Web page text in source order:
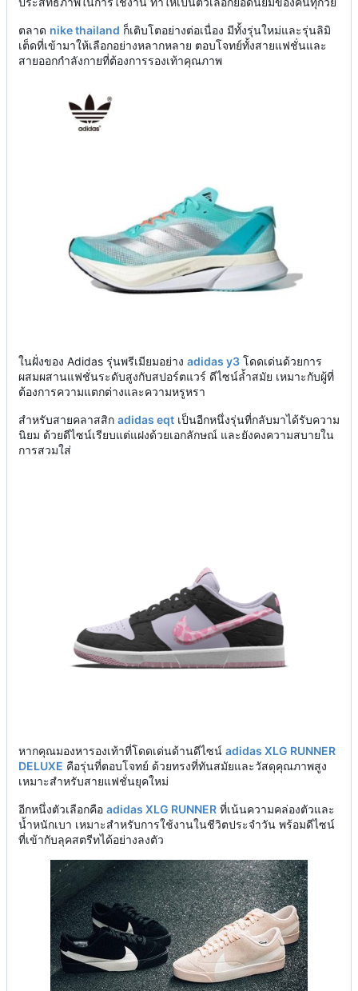
ตลาด nike thailand ก็เติบโตอย่างต่อเนื่อง มีทั้งรุ่นใหม่และรุ่นลิมิ
เต็ดที่เข้ามาให้เลือกอย่างหลากหลาย ตอบโจทย์ทั้งสายแฟชั่นและ
สายออกกำลังกายที่ต้องการรองเท้าคุณภาพ
ในฝั่งของ Adidas รุ่นพรีเมียมอย่าง adidas y3 โดดเด่นด้วยการ
ผสมผสานแฟชั่นระดับสูงกับสปอร์ตแวร์ ดีไซน์ล้ำสมัย เหมาะกับผู้ที่
ต้องการความแตกต่างและความหรูหรา
สำหรับสายคลาสสิก adidas eqt เป็นอีกหนึ่งรุ่นที่กลับมาได้รับความ
นิยม ด้วยดีไซน์เรียบแต่แฝงด้วยเอกลักษณ์ และยังคงความสบายใน
การสวมใส่
หากคุณมองหารองเท้าที่โดดเด่นด้านดีไซน์ adidas XLG RUNNER
DELUXE คือรุ่นที่ตอบโจทย์ ด้วยทรงที่ทันสมัยและวัสดุคุณภาพสูง
เหมาะสำหรับสายแฟชั่นยุคใหม่
อีกหนึ่งตัวเลือกคือ adidas XLG RUNNER ที่เน้นความคล่องตัวและ
น้ำหนักเบา เหมาะสำหรับการใช้งานในชีวิตประจำวัน พร้อมดีไซน์
ที่เข้ากับลุคสตรีทได้อย่างลงตัว